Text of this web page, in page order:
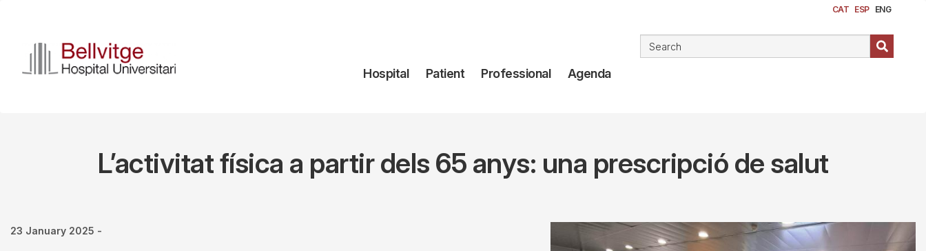
content
CAT ESP ENG
Navegación
Hospital Patient Professional Agenda
L’activitat física a partir dels 65 anys: una prescripció de salut
23 January 2025 -